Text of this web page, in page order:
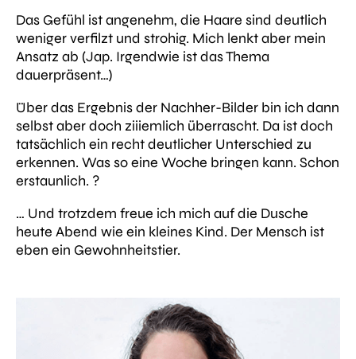
Das Gefühl ist angenehm, die Haare sind deutlich
weniger verfilzt und strohig. Mich lenkt aber mein
Ansatz ab (Jap. Irgendwie ist das Thema
dauerpräsent…)
Über das Ergebnis der Nachher-Bilder bin ich dann
selbst aber doch ziiiemlich überrascht. Da ist doch
tatsächlich ein recht deutlicher Unterschied zu
erkennen. Was so eine Woche bringen kann. Schon
erstaunlich. ?
… Und trotzdem freue ich mich auf die Dusche
heute Abend wie ein kleines Kind. Der Mensch ist
eben ein Gewohnheitstier.